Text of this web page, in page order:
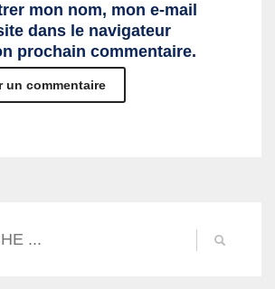
mon nom, mon e-mail
dans le navigateur
prochain commentaire.